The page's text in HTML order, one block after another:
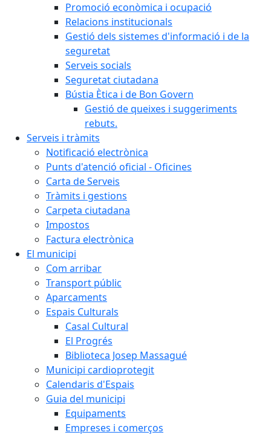
Promoció econòmica i ocupació
Relacions institucionals
Gestió dels sistemes d'informació i de la
seguretat
Serveis socials
Seguretat ciutadana
Bústia Ètica i de Bon Govern
Gestió de queixes i suggeriments
rebuts.
Serveis i tràmits
Notificació electrònica
Punts d'atenció oficial - Oficines
Carta de Serveis
Tràmits i gestions
Carpeta ciutadana
Impostos
Factura electrònica
El municipi
Com arribar
Transport públic
Aparcaments
Espais Culturals
Casal Cultural
El Progrés
Biblioteca Josep Massagué
Municipi cardioprotegit
Calendaris d'Espais
Guia del municipi
Equipaments
Empreses i comerços